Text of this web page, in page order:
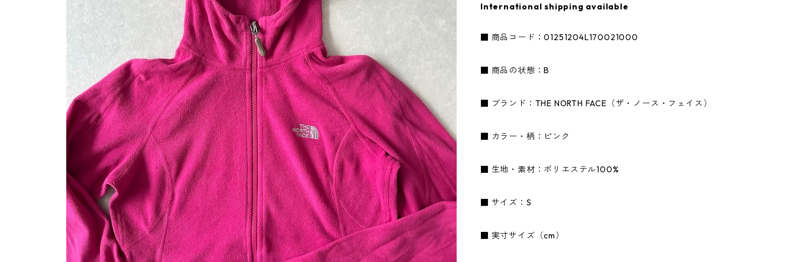
International shipping available
■ 商品コード：01251204L170021000
■ 商品の状態：B
■ ブランド：THE NORTH FACE（ザ・ノース・フェイス）
■ カラー・柄：ピンク
■ 生地・素材：ポリエステル100%
■ サイズ：S
■ 実寸サイズ（cm）